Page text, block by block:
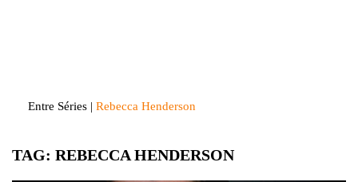
Entre Séries | Rebecca Henderson
TAG: REBECCA HENDERSON